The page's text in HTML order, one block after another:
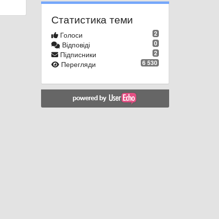
Статистика теми
2
Голоси
0
Відповіді
2
Підписники
6 530
Перегляди